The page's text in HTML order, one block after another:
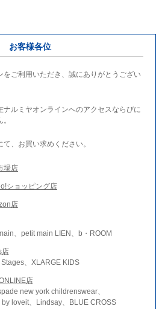
お客様各位
をご利用いただき、誠にありがとうござい
ナルミヤオンラインへのアクセスならびに
、お買い求めください。
場店
ショッピング店
店
、petit main LIEN、b・ROOM
店
、XLARGE KIDS
店
new york childrenswear、
loveit、Lindsay、BLUE CROSS